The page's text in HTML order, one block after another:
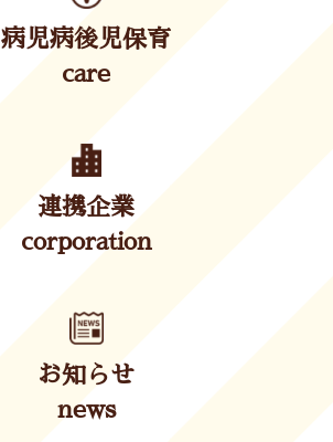
病児病後児保育
care
連携企業
corporation
お知らせ
news